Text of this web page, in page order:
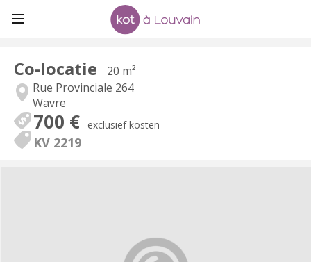
Co-locatie
20 m²
Rue Provinciale 264
Wavre
700 € exclusief kosten
KV 2219